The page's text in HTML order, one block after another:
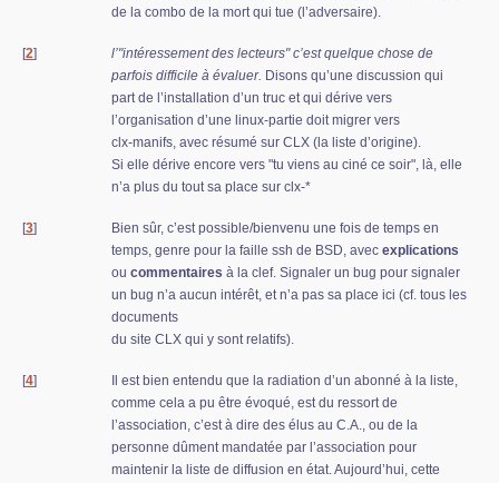
de la combo de la mort qui tue (l’adversaire).
[2]
l’"intéressement des lecteurs" c’est quelque chose de
parfois difficile à évaluer. Disons qu’une discussion qui
part de l’installation d’un truc et qui dérive vers
l’organisation d’une linux-partie doit migrer vers
clx-manifs, avec résumé sur CLX (la liste d’origine).
Si elle dérive encore vers "tu viens au ciné ce soir", là, elle
n’a plus du tout sa place sur clx-*
[3]
Bien sûr, c’est possible/bienvenu une fois de temps en
temps, genre pour la faille ssh de BSD, avec explications
ou commentaires à la clef. Signaler un bug pour signaler
un bug n’a aucun intérêt, et n’a pas sa place ici (cf. tous les
documents
du site CLX qui y sont relatifs).
[4]
Il est bien entendu que la radiation d’un abonné à la liste,
comme cela a pu être évoqué, est du ressort de
l’association, c’est à dire des élus au C.A., ou de la
personne dûment mandatée par l’association pour
maintenir la liste de diffusion en état. Aujourd’hui, cette